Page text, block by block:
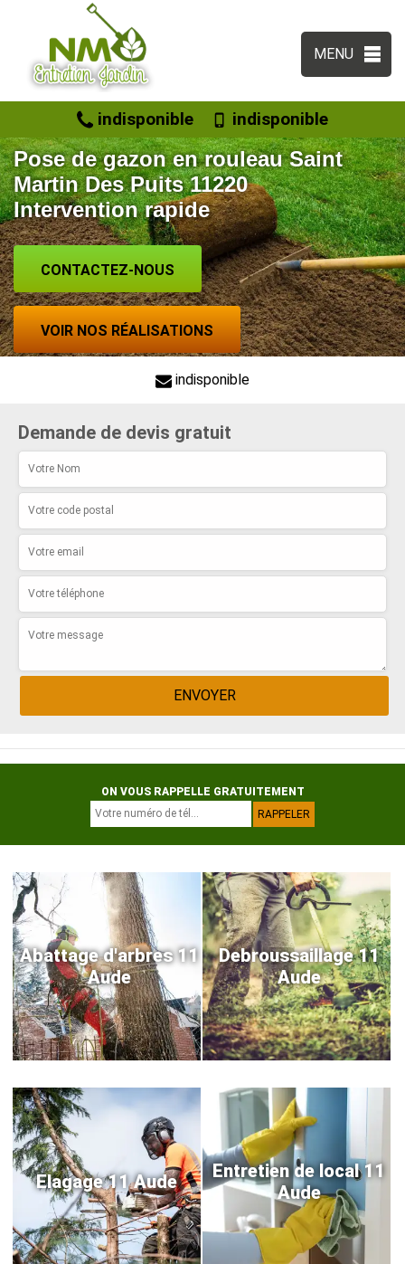
MENU
indisponible indisponible
Pose de gazon en rouleau Saint
Martin Des Puits 11220
Intervention rapide
CONTACTEZ-NOUS
VOIR NOS RÉALISATIONS
indisponible
Demande de devis gratuit
ON VOUS RAPPELLE GRATUITEMENT
Abattage d'arbres 11
Aude
Debroussaillage 11
Aude
Elagage 11 Aude
Entretien de local 11
Aude